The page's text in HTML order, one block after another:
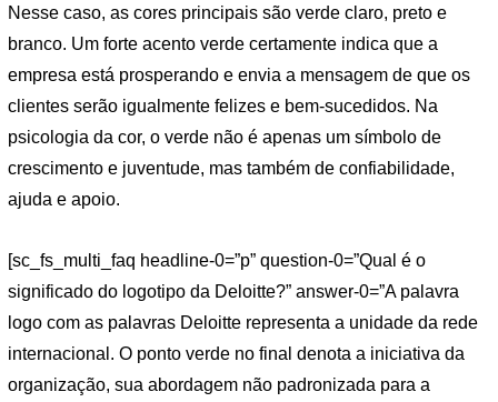
Nesse caso, as cores principais são verde claro, preto e
branco. Um forte acento verde certamente indica que a
empresa está prosperando e envia a mensagem de que os
clientes serão igualmente felizes e bem-sucedidos. Na
psicologia da cor, o verde não é apenas um símbolo de
crescimento e juventude, mas também de confiabilidade,
ajuda e apoio.
[sc_fs_multi_faq headline-0=”p” question-0=”Qual é o
significado do logotipo da Deloitte?” answer-0=”A palavra
logo com as palavras Deloitte representa a unidade da rede
internacional. O ponto verde no final denota a iniciativa da
organização, sua abordagem não padronizada para a